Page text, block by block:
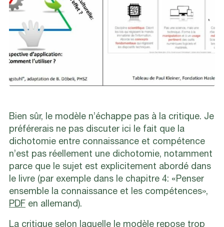
Bien sûr, le modèle n’échappe pas à la critique. Je
préférerais ne pas discuter ici le fait que la
dichotomie entre connaissance et compétence
n’est pas réellement une dichotomie, notamment
parce que le sujet est explicitement abordé dans
le livre (par exemple dans le chapitre 4: «Penser
ensemble la connaissance et les compétences»,
PDF en allemand).
La critique selon laquelle le modèle repose trop